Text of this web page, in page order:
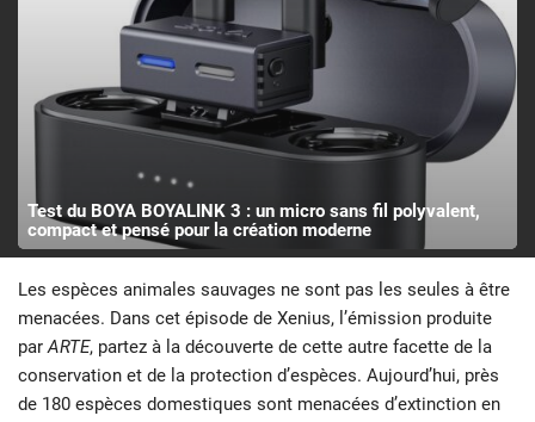
Test du BOYA BOYALINK 3 : un micro sans fil polyvalent,
compact et pensé pour la création moderne
Les espèces animales sauvages ne sont pas les seules à être
menacées. Dans cet épisode de Xenius, l’émission produite
parARTE, partez à la découverte de cette autre facette de la
conservation et de la protection d’espèces. Aujourd’hui, près
de 180 espèces domestiques sont menacées d’extinction en